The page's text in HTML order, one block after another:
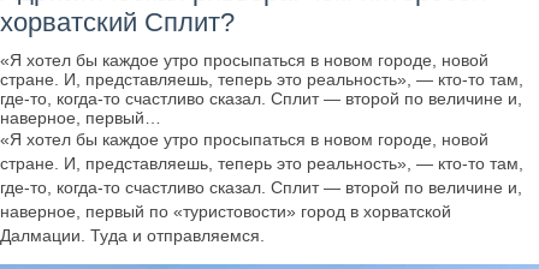
хорватский Сплит?
«Я хотел бы каждое утро просыпаться в новом городе, новой
стране. И, представляешь, теперь это реальность», — кто-то там,
где-то, когда-то счастливо сказал. Сплит — второй по величине и,
наверное, первый…
«Я хотел бы каждое утро просыпаться в новом городе, новой
стране. И, представляешь, теперь это реальность», — кто-то там,
где-то, когда-то счастливо сказал. Сплит — второй по величине и,
наверное, первый по «туристовости» город в хорватской
Далмации. Туда и отправляемся.